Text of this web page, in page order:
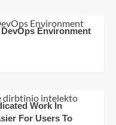
Environment
Work In
For Users To